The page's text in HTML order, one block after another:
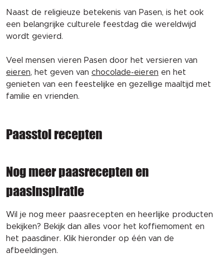
Naast de religieuze betekenis van Pasen, is het ook
een belangrijke culturele feestdag die wereldwijd
wordt gevierd.
Veel mensen vieren Pasen door het versieren van
eieren, het geven van chocolade-eieren en het
genieten van een feestelijke en gezellige maaltijd met
familie en vrienden.
Paasstol recepten
Nog meer paasrecepten en
paasinspiratie
Wil je nog meer paasrecepten en heerlijke producten
bekijken? Bekijk dan alles voor het koffiemoment en
het paasdiner. Klik hieronder op één van de
afbeeldingen.